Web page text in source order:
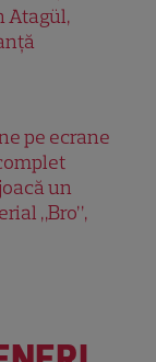
Atagül,
pe ecrane
un
„Bro”,